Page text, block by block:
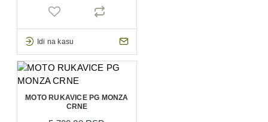
Idi na kasu
MOTO RUKAVICE PG MONZA
CRNE